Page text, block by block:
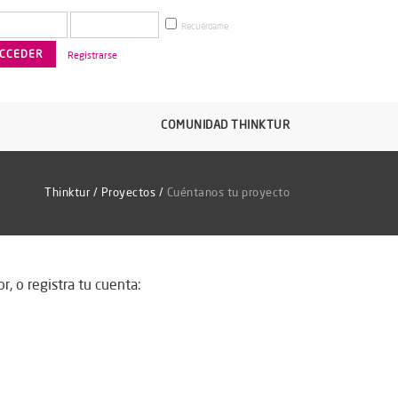
Recuérdame
Registrarse
COMUNIDAD THINKTUR
Thinktur / Proyectos / Cuéntanos tu proyecto
o registra tu cuenta: